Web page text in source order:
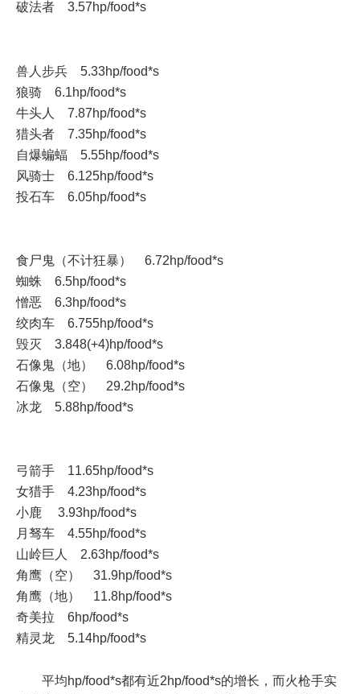
破法者 3.57hp/food*s
兽人步兵 5.33hp/food*s
狼骑 6.1hp/food*s
牛头人 7.87hp/food*s
猎头者 7.35hp/food*s
自爆蝙蝠 5.55hp/food*s
风骑士 6.125hp/food*s
投石车 6.05hp/food*s
食尸鬼（不计狂暴） 6.72hp/food*s
蜘蛛 6.5hp/food*s
憎恶 6.3hp/food*s
绞肉车 6.755hp/food*s
毁灭 3.848(+4)hp/food*s
石像鬼（地） 6.08hp/food*s
石像鬼（空） 29.2hp/food*s
冰龙 5.88hp/food*s
弓箭手 11.65hp/food*s
女猎手 4.23hp/food*s
小鹿 3.93hp/food*s
月驽车 4.55hp/food*s
山岭巨人 2.63hp/food*s
角鹰（空） 31.9hp/food*s
角鹰（地） 11.8hp/food*s
奇美拉 6hp/food*s
精灵龙 5.14hp/food*s
平均hp/food*s都有近2hp/food*s的增长，而火枪手实